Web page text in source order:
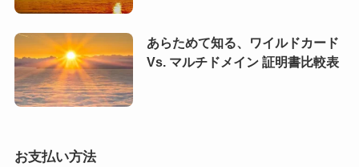
あらためて知る、ワイルドカード
Vs. マルチドメイン 証明書比較表
お支払い方法